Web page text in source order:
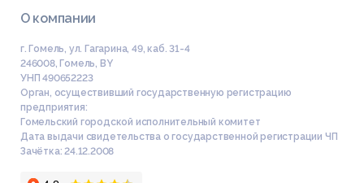
О компании
г. Гомель, ул. Гагарина, 49, каб. 31-4
246008,Гомель BY
УНП 490652223
Орган, осуществивший государственную регистрацию
предприятия:
Гомельский городской исполнительный комитет
Дата выдачи свидетельства о государственной регистрации ЧП
Зачётка: 24.12.2008